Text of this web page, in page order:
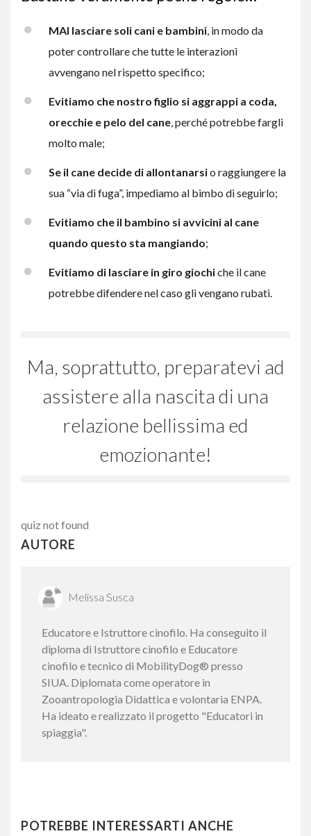
MAI lasciare soli cani e bambini , in modo da
poter controllare che tutte le interazioni
avvengano nel rispetto specifico;
Evitiamo che nostro figlio si aggrappi a coda,
orecchie e pelo del cane , perché potrebbe fargli
molto male;
Se il cane decide di allontanarsio raggiungere la
sua “via di fuga”, impediamo al bimbo di seguirlo;
Evitiamo che il bambino si avvicini al cane
quando questo sta mangiando;
Evitiamo di lasciare in giro giochiche il cane
potrebbe difendere nel caso gli vengano rubati.
Ma, soprattutto, preparatevi ad
assistere alla nascita di una
relazione bellissima ed
emozionante!
quiz not found
AUTORE
Melissa Susca
Educatore e Istruttore cinofilo. Ha conseguito il
diploma di Istruttore cinofilo e Educatore
cinofilo e tecnico di MobilityDog® presso
SIUA. Diplomata come operatore in
Zooantropologia Didattica e volontaria ENPA.
Ha ideato e realizzato il progetto "Educatori in
spiaggia".
POTREBBE INTERESSARTI ANCHE